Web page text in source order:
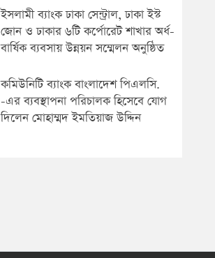
ইসলামী ব্যাংক ঢাকা সেন্ট্রাল, ঢাকা ইস্ট
জোন ও ঢাকার ৬টি কর্পোরেট শাখার অর্ধ-
বার্ষিক ব্যবসায় উন্নয়ন সম্মেলন অনুষ্ঠিত
কমিউনিটি ব্যাংক বাংলাদেশ পিএলসি.
-এর ব্যবস্থাপনা পরিচালক হিসেবে যোগ
দিলেন মোহাম্মদ ইমতিয়াজ উদ্দিন